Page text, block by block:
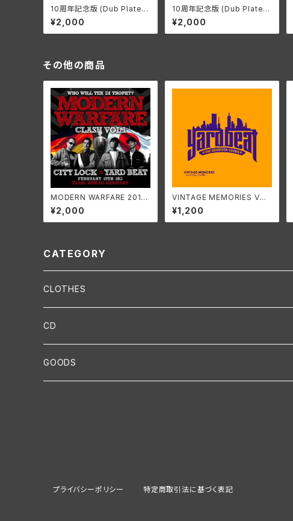
10周年記念版 (Dub Plate A
lbum / Non-Mixed) ~SIN
GER'S CHOICE~
¥2,000
10周年記念版 (Dub Plate A
lbum / Non-Mixed) ~DEA
DLY DEEJAY~
¥2,000
その他の商品
MODERN WARFARE 2010
(LIVE) ~CITY LOCK VS YA
RD BEAT IN GERMANY~
¥2,000
VINTAGE MEMORIES VO
L.4 ~SOUL LOVERS~
¥1,200
CATEGORY
CLOTHES
T-SHIRT
HEAD
CD
LIVE
GOODS
プライバシーポリシー 特定商取引法に基づく表記